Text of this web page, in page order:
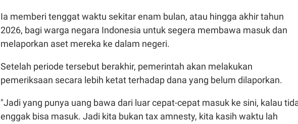
Ia memberi tenggat waktu sekitar enam bulan, atau hingga akhir tahun
2026, bagi warga negara Indonesia untuk segera membawa masuk dan
melaporkan aset mereka ke dalam negeri.
Setelah periode tersebut berakhir, pemerintah akan melakukan
pemeriksaan secara lebih ketat terhadap dana yang belum dilaporkan.
"Jadi yang punya uang bawa dari luar cepat-cepat masuk ke sini, kalau
enggak bisa masuk. Jadi kita bukan tax amnesty, kita kasih waktu lah